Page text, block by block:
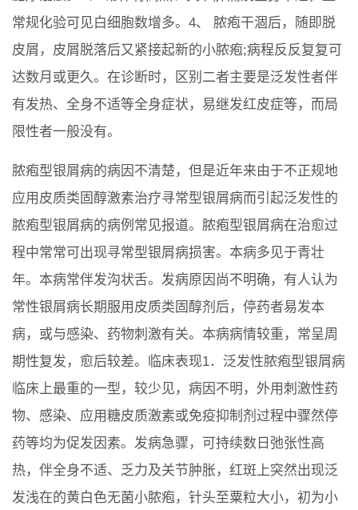
常规化验可见白细胞数增多。4、 脓疱干涸后，随即脱
皮屑，皮屑脱落后又紧接起新的小脓疱;病程反反复复可
达数月或更久。在诊断时，区别二者主要是泛发性者伴
有发热、全身不适等全身症状，易继发红皮症等，而局
限性者一般没有。
脓疱型银屑病的病因不清楚，但是近年来由于不正规地
应用皮质类固醇激素治疗寻常型银屑病而引起泛发性的
脓疱型银屑病的病例常见报道。脓疱型银屑病在治愈过
程中常常可出现寻常型银屑病损害。本病多见于青壮
年。本病常伴发沟状舌。发病原因尚不明确，有人认为
常性银屑病长期服用皮质类固醇剂后，停药者易发本
病，或与感染、药物刺激有关。本病病情较重，常呈周
期性复发，愈后较差。临床表现1．泛发性脓疱型银屑病
临床上最重的一型，较少见，病因不明，外用刺激性药
物、感染、应用糖皮质激素或免疫抑制剂过程中骤然停
药等均为促发因素。发病急骤，可持续数日弛张性高
热，伴全身不适、乏力及关节肿胀，红斑上突然出现泛
发浅在的黄白色无菌小脓疱，针头至粟粒大小，初为小